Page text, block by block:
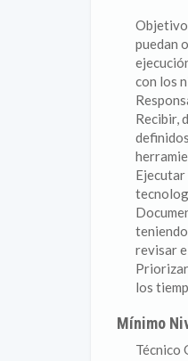
Objetivo
puedan
con los
Recibir,
revisar
los
Mínimo
Técnico